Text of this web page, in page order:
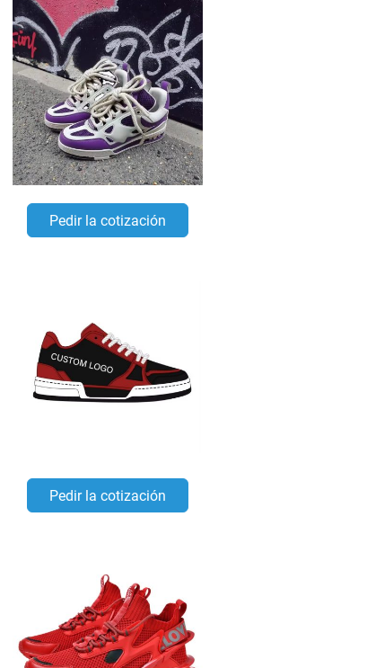
Pedir la cotización
Pedir la cotización